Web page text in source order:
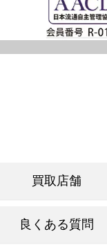
買取店舗
良くある質問